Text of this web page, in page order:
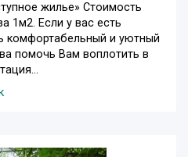
жилье» Стоимость
1м2. Если у вас есть
комфортабельный и уютный
помочь Вам воплотить в